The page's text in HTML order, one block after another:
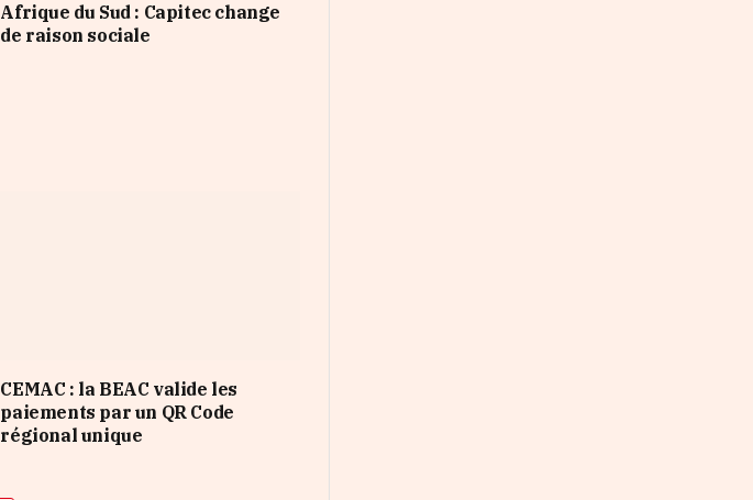
Afrique du Sud : Capitec change
de raison sociale
CEMAC : la BEAC valide les
paiements par un QR Code
régional unique